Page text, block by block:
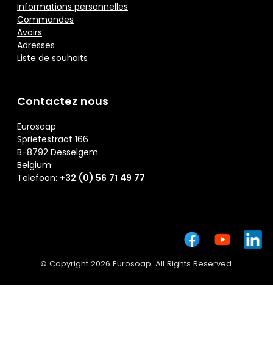
Informations personnelles
Commandes
Avoirs
Adresses
Liste de souhaits
Contactez nous
Eurosoap
Sprietestraat 166
B-8792 Desselgem
Belgium
Telefoon: +32 (0) 56 71 49 77
© Copyright 2026 Eurosoap. All Rights Reserved.